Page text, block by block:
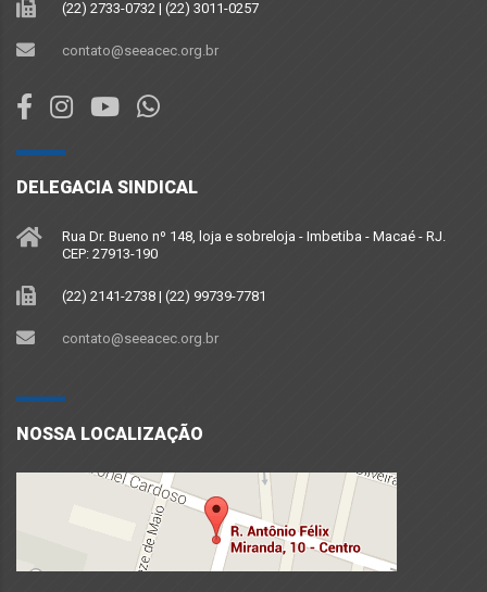
(22) 2733-0732 | (22) 3011-0257
contato@seeacec.org.br
DELEGACIA SINDICAL
Rua Dr. Bueno nº 148, loja e sobreloja - Imbetiba - Macaé - RJ.
CEP: 27913-190
(22) 2141-2738 | (22) 99739-7781
contato@seeacec.org.br
NOSSA LOCALIZAÇÃO